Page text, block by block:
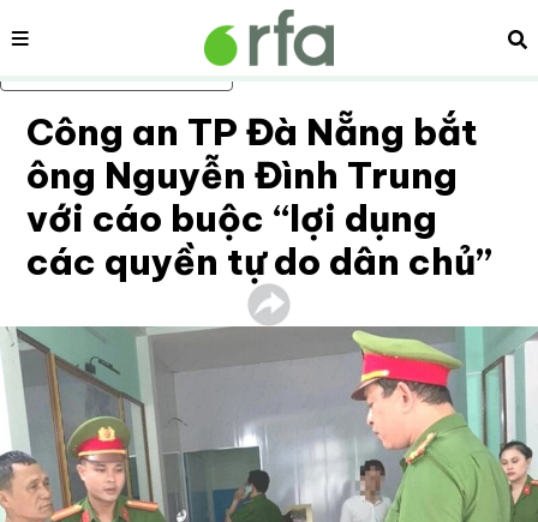
Bỏ qua nội dung chính
Nội dung
Công an TP Đà Nẵng bắt
ông Nguyễn Đình Trung
với cáo buộc “lợi dụng
các quyền tự do dân chủ”